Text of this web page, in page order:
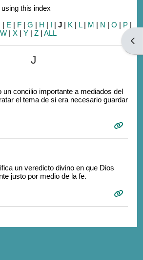
this index
| E | F | G | H | I | J | K | L| M | N | O | P |
W | X | Y | Z | ALL
J
un concilio importante a mediados del
el tema de si era necesario guardar
un veredicto divino en que Dios
justo por medio de la fe.